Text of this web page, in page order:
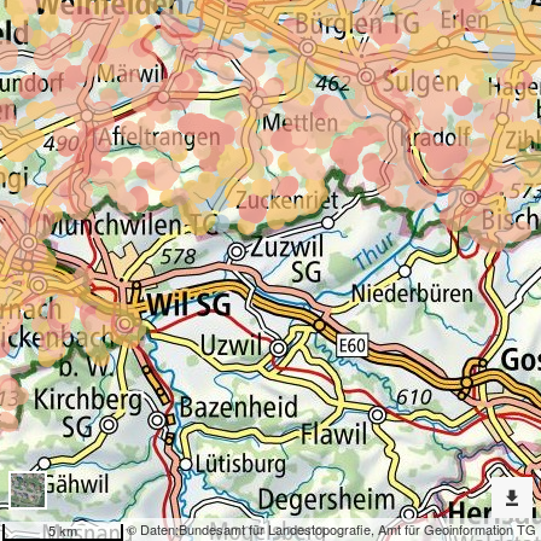
© Daten:Bundesamt für Landestopografie, Amt für Geoinformation TG
5 km
Erweiterte
Werkzeuge
Geokatalog
Dargestellte
Karten
Landwertzonen in Bauzonen
Nach
weiteren
Karten
suchen?
Konfiguration